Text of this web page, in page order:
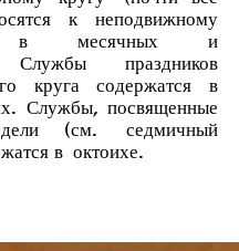
к неподвижному
в месячных и
праздников
круга содержатся в
. Службы, посвященные
(см.седмичный
в октоихе.